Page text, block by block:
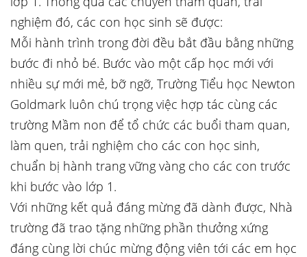
nghiệm đó, các con học sinh sẽ được:
Mỗi hành trình trong đời đều bắt đầu bằng những
bước đi nhỏ bé. Bước vào một cấp học mới với
nhiều sự mới mẻ, bỡ ngỡ, Trường Tiểu học Newton
Goldmark luôn chú trọng việc hợp tác cùng các
trường Mầm non để tổ chức các buổi tham quan,
làm quen, trải nghiệm cho các con học sinh,
chuẩn bị hành trang vững vàng cho các con trước
khi bước vào lớp 1.
Với những kết quả đáng mừng đã dành được, Nhà
trường đã trao tặng những phần thưởng xứng
đáng cùng lời chúc mừng động viên tới các em học